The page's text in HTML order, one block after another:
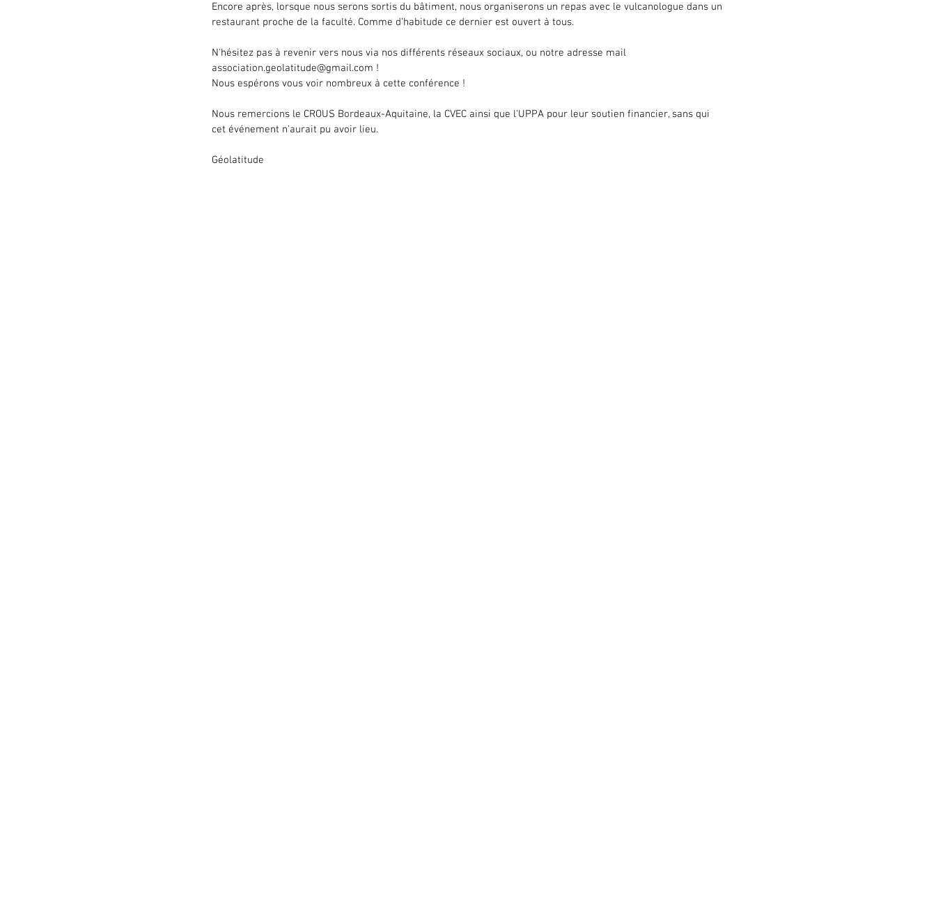
Encore après, lorsque nous serons sortis du bâtiment, nous organiserons un repas avec le vulcanologue dans un
restaurant proche de la faculté. Comme d’habitude ce dernier est ouvert à tous.
N'hésitez pas à revenir vers nous via nos différents réseaux sociaux, ou notre adresse mail
association.geolatitude@gmail.com !
Nous espérons vous voir nombreux à cette conférence !
Nous remercions le CROUS Bordeaux-Aquitaine, la CVEC ainsi que l'UPPA pour leur soutien financier, sans qui
cet événement n'aurait pu avoir lieu.
Géolatitude